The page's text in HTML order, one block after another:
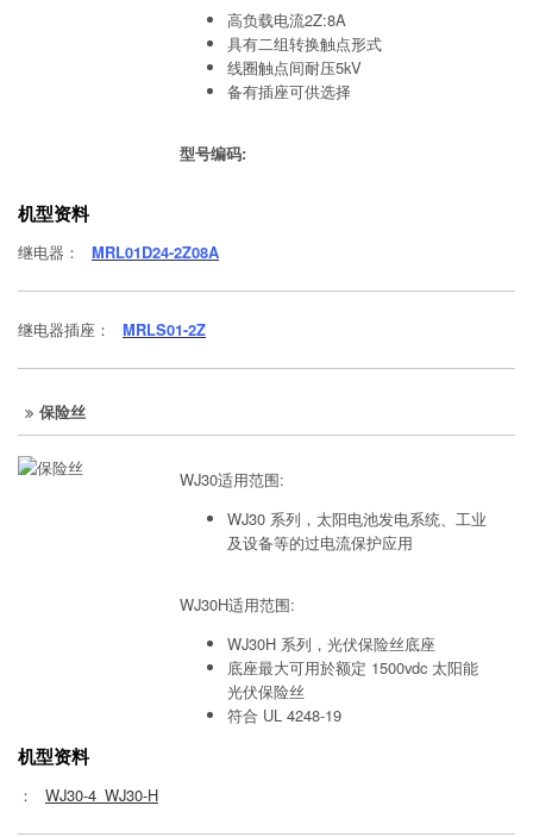
高负载电流2Z:8A
具有二组转换触点形式
线圈触点间耐压5kV
备有插座可供选择
型号编码:
机型资料
继电器： MRL01D24-2Z08A
继电器插座： MRLS01-2Z
保险丝
WJ30适用范围:
WJ30 系列，太阳电池发电系统、工业
及设备等的过电流保护应用
WJ30H适用范围:
WJ30H 系列，光伏保险丝底座
底座最大可用於额定 1500vdc 太阳能
光伏保险丝
符合 UL 4248-19
机型资料
： WJ30-4_WJ30-H